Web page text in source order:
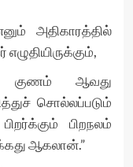
அதிகாரத்தில்
குணம் ஆவது
சொல்லப்படும்
பிறநலம்
ஆகலான்.”